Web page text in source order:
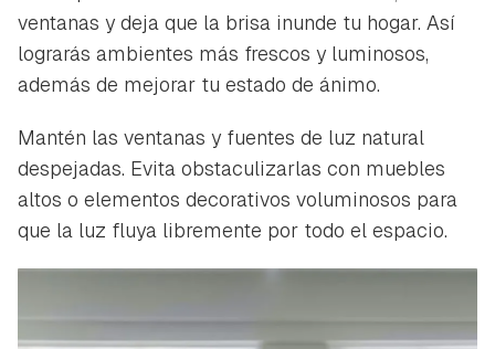
ventanas y deja que la brisa inunde tu hogar. Así
lograrás ambientes más frescos y luminosos,
además de mejorar tu estado de ánimo.
Mantén las ventanas y fuentes de luz natural
despejadas. Evita obstaculizarlas con muebles
altos o elementos decorativos voluminosos para
que la luz fluya libremente por todo el espacio.